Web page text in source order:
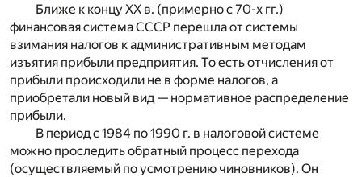
Ближе к концу XX в. (примерно с 70-х гг.)
финансовая система СССР перешла от системы
взимания налогов к административным методам
изъятия прибыли предприятия. То есть отчисления от
прибыли происходили не в форме налогов, а
приобретали новый вид — нормативное распределение
прибыли.
В период с 1984 по 1990 г. в налоговой системе
можно проследить обратный процесс перехода
(осуществляемый по усмотрению чиновников). Он